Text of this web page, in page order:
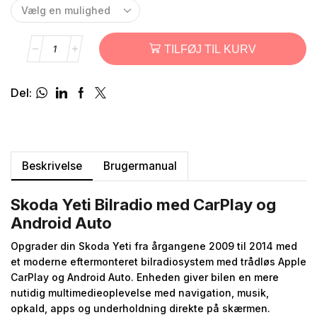
TILFØJ TIL KURV
Del:
Beskrivelse Brugermanual
Skoda Yeti Bilradio med CarPlay og
Android Auto
Opgrader din Skoda Yeti fra årgangene 2009 til 2014 med
et moderne eftermonteret bilradiosystem med trådløs Apple
CarPlay og Android Auto. Enheden giver bilen en mere
nutidig multimedieoplevelse med navigation, musik,
opkald, apps og underholdning direkte på skærmen.